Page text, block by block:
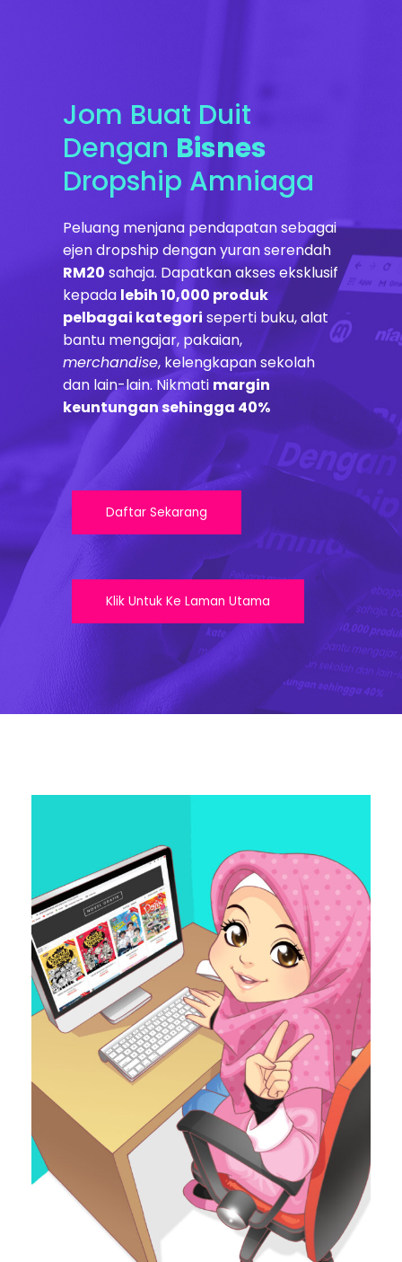
Jom Buat Duit
Dengan Bisnes
Dropship Amniaga
Peluang menjana pendapatan sebagai
ejen dropship dengan yuran serendah
RM20 sahaja. Dapatkan akses eksklusif
kepada lebih 10,000 produk
pelbagai kategori seperti buku, alat
bantu mengajar, pakaian,
merchandise, kelengkapan sekolah
dan lain-lain. Nikmati margin
keuntungan sehingga 40%
Daftar Sekarang
Klik Untuk Ke Laman Utama